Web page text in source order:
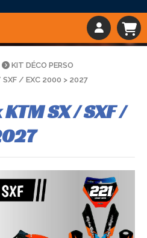
KIT DÉCO PERSO
SXF / EXC 2000 > 2027
SX / SXF /